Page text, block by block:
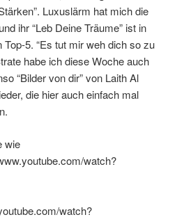
Luxuslärm hat mich die
ihr “Leb Deine Träume” ist in
5. “Es tut mir weh dich so zu
habe ich diese Woche auch
“Bilder von dir” von Laith Al
die hier auch einfach mal
wie
watch?
watch?